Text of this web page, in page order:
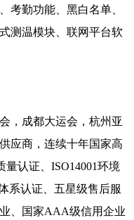
考勤功能、黑白名单、
测温模块、联网平台软
，成都大运会，杭州亚
应商，连续十年国家高
量认证、ISO14001环境
系认证、五星级售后服
、国家AAA级信用企业